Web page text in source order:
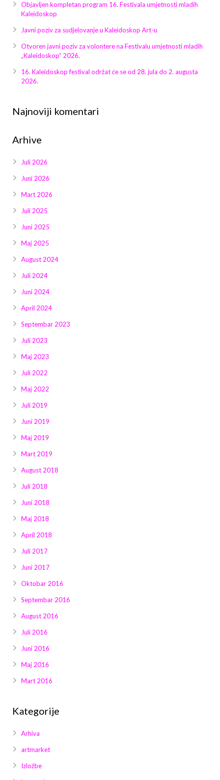
Objavljen kompletan program 16. Festivala umjetnosti mladih
Kaleidoskop
Javni poziv za sudjelovanje u Kaleidoskop Art-u
Otvoren javni poziv za volontere na Festivalu umjetnosti mladih
„Kaleidoskop“ 2026.
16. Kaleidoskop festival održat će se od 28. jula do 2. augusta
2026.
Najnoviji komentari
Arhive
Juli 2026
Juni 2026
Mart 2026
Juli 2025
Juni 2025
Maj 2025
August 2024
Juli 2024
Juni 2024
April 2024
Septembar 2023
Juli 2023
Maj 2023
Juli 2022
Maj 2022
Juli 2019
Juni 2019
Maj 2019
Mart 2019
August 2018
Juli 2018
Juni 2018
Maj 2018
April 2018
Juli 2017
Juni 2017
Oktobar 2016
Septembar 2016
August 2016
Juli 2016
Juni 2016
Maj 2016
Mart 2016
Kategorije
Arhiva
artmarket
Izložbe